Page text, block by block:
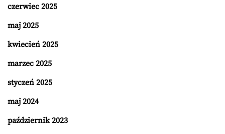
czerwiec 2025
maj 2025
kwiecień 2025
marzec 2025
styczeń 2025
maj 2024
październik 2023